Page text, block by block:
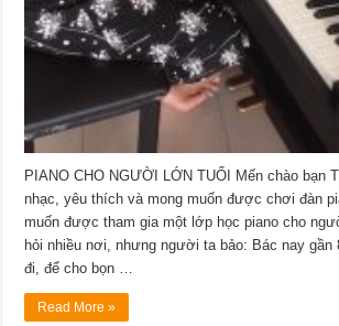
PIANO CHO NGƯỜI LỚN TUỔI Mến chào bạn
nhạc, yêu thích và mong muốn được chơi đàn
muốn được tham gia một lớp học piano cho
hỏi nhiều nơi, nhưng người ta bảo: Bác nay gần
đi, để cho bọn …
Read More »